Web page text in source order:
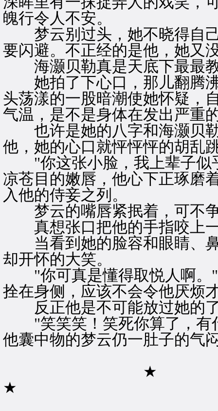
魄行令人不安。
梦云别过头，她不晓得自己
要闪避。不正经的是他，她又
海灏贝勒真是天底下最最
她拍了下心口，那儿翻腾沸
头荡漾的一股暗潮使她怀疑，
气温，是不是身体在发出严重
也许是她的八字和海灏贝勒
他，她的心口就怦怦怦的胡乱
"你这张小脸，我上辈子似
凉苍目的嫩唇，他心下正琢磨
入他的侍妾之列。
梦云的嘴唇紧抿着，可不争
真想张口把他的手指咬上一
当看到她的脸容和眼睛、鼻
却开怀的大笑。
"你可真是懂得取悦人啊。"
拴在身侧，应该不会令他厌烦
反正他是不可能放过她的
"笑笑笑！笑死你算了，有
他囊中物的梦云仍一肚子的气
★
★